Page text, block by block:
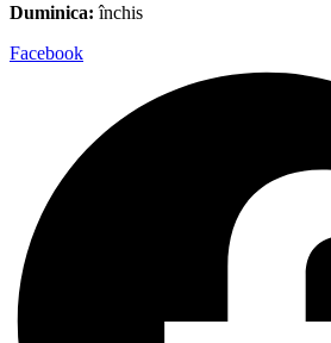
Duminica: închis
Facebook